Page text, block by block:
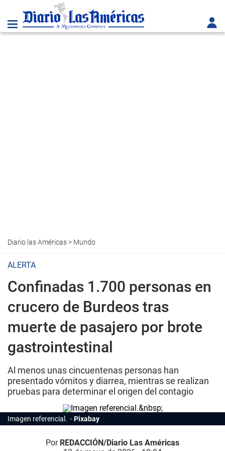
Diario las Américas> Mundo
ALERTA
Confinadas 1.700 personas en
crucero de Burdeos tras
muerte de pasajero por brote
gastrointestinal
Al menos unas cincuentenas personas han
presentado vómitos y diarrea, mientras se realizan
pruebas para determinar el origen del contagio
Imagen referencial. Pixabay
Por REDACCIÓN/Diario Las Américas